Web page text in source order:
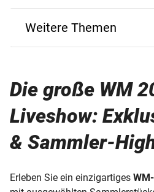
Weitere Themen
Die große WM 2026
Sammler-Highlights
MDM Live: Limitierte
MDM Live – Exklusive
Die große WM
Liveshow:
& Sammler-
Erleben Sie ein einzigartiges